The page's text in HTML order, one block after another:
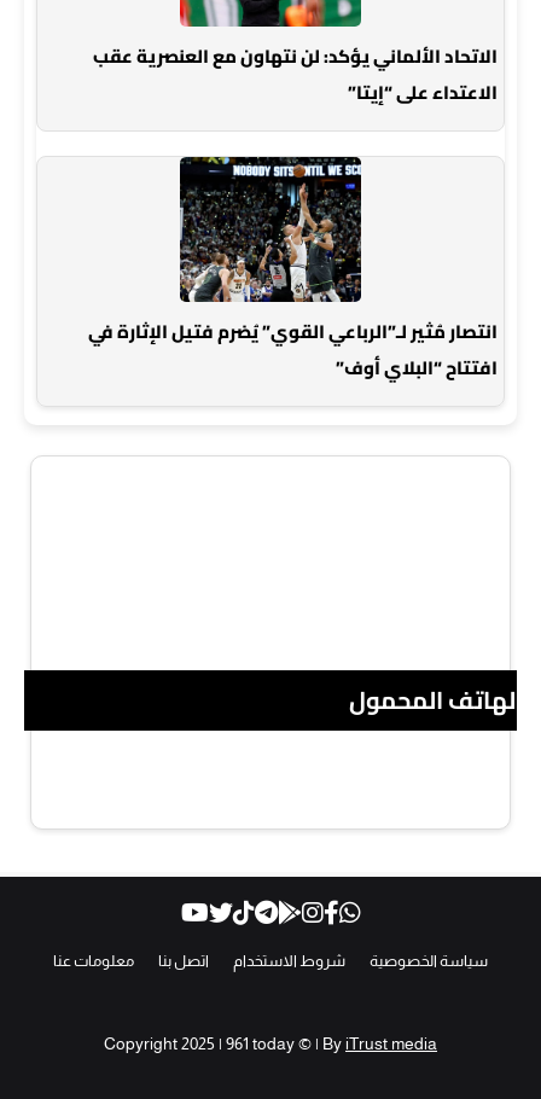
الاتحاد الألماني يؤكد: لن نتهاون مع العنصرية عقب
الاعتداء على “إيتا”
انتصار مُثير لـ”الرباعي القوي” يُضرم فتيل الإثارة في
افتتاح “البلاي أوف”
الهاتف المحمول
سياسة الخصوصية شروط الاستخدام اتصل بنا معلومات عنا
Copyright 2025 | 961 today © | By iTrust media